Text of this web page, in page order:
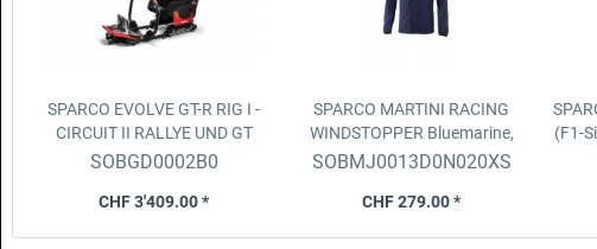
SPARCO EVOLVE GT-R RIG I -
CIRCUIT II RALLYE UND GT
FAHRSIMULATOR
SOBGD0002B0
CHF 3'409.00 *
SPARCO MARTINI RACING
WINDSTOPPER Bluemarine,
Grösse XS
SOBMJ0013D0N020XS
CHF 279.00 *
(F1-